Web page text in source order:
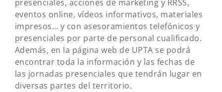
presenciales, acciones de marketing y RRSS,
eventos online, vídeos informativos, materiales
impresos… y con asesoramientos telefónicos y
presenciales por parte de personal cualificado.
Además, en la página web de UPTA se podrá
encontrar toda la información y las fechas de
las jornadas presenciales que tendrán lugar en
diversas partes del territorio.